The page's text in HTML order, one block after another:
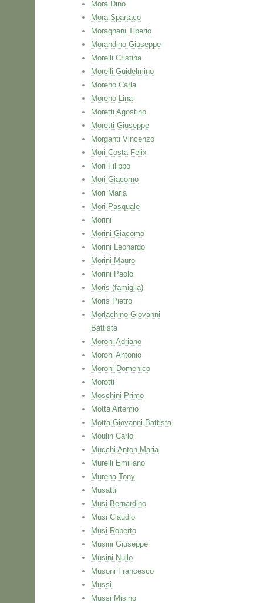
Mora Dino
Mora Spartaco
Moragnani Tiberio
Morandino Giuseppe
Morelli Cristina
Morelli Guidelmino
Moreno Carla
Moreno Lina
Moretti Agostino
Moretti Giuseppe
Morganti Vincenzo
Mori Costa Felix
Mori Filippo
Mori Giacomo
Mori Maria
Mori Pasquale
Morini
Morini Giacomo
Morini Leonardo
Morini Mauro
Morini Paolo
Moris (famiglia)
Moris Pietro
Morlachino Giovanni
Battista
Moroni Adriano
Moroni Antonio
Moroni Domenico
Morotti
Moschini Primo
Motta Artemio
Motta Giovanni Battista
Moulin Carlo
Mucchi Anton Maria
Murelli Emiliano
Murena Tony
Musatti
Musi Bernardino
Musi Claudio
Musi Roberto
Musini Giuseppe
Musini Nullo
Musoni Francesco
Mussi
Mussi Misino